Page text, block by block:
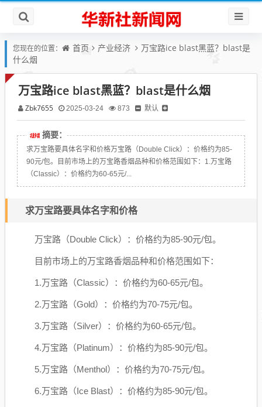
您现在的位置： 首页 产业经济
万宝路ice blast黑蓝？blast是
什么烟
万宝路ice blast黑蓝？blast是什么烟
Zbk7655 2025-03-24 873 默认
摘要：
求万宝路要具体名字和价格万宝路（Double Click）：价格约为85-
90元/包。目前市场上的万宝路香烟品种和价格范围如下：1.万宝路
（Classic）：价格约为60-65元/...
求万宝路要具体名字和价格
万宝路（Double Click）：价格约为85-90元/包。
目前市场上的万宝路香烟品种和价格范围如下：
1.万宝路（Classic）：价格约为60-65元/包。
2.万宝路（Gold）：价格约为70-75元/包。
3.万宝路（Silver）：价格约为60-65元/包。
4.万宝路（Platinum）：价格约为85-90元/包。
5.万宝路（Menthol）：价格约为70-75元/包。
6.万宝路（Ice Blast）：价格约为85-90元/包。